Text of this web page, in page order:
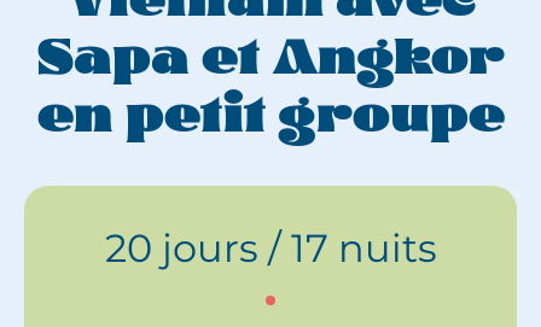
Sapa et Angkor
en petit groupe
20 jours / 17 nuits